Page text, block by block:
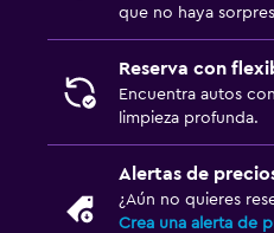
que no haya
Reserva con
Encuentra autos
limpieza profunda.
Alertas de
¿Aún no quieres
Crea una alerta de